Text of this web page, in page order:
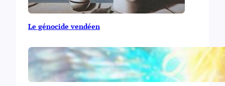
Le génocide vendéen